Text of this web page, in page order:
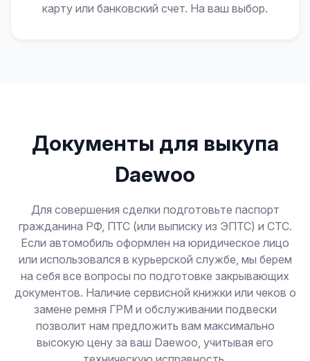
карту или банковский счет. На ваш выбор.
Документы для выкупа
Daewoo
Для совершения сделки подготовьте паспорт
гражданина РФ, ПТС (или выписку из ЭПТС) и СТС.
Если автомобиль оформлен на юридическое лицо
или использовался в курьерской службе, мы берем
на себя все вопросы по подготовке закрывающих
документов. Наличие сервисной книжки или чеков о
замене ремня ГРМ и обслуживании подвески
позволит нам предложить вам максимально
высокую цену за ваш Daewoo, учитывая его